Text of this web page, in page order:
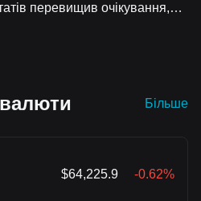
перевищив очікування,
Більше
$64,225.9 -0.62%